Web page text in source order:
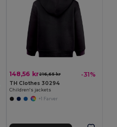
148,56 kr216,65 kr -31%
TH Clothes 30294
Children's jackets
+1 Farver